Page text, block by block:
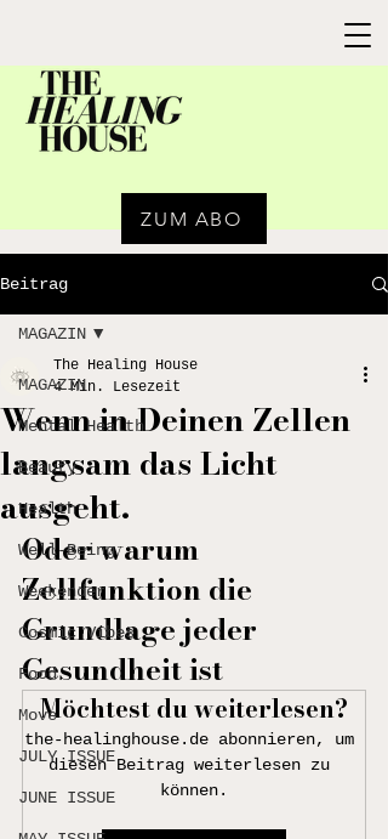
ZUM ABO
Beitrag
MAGAZIN
Mental Health
Beauty
Health
Well-Being
Weekender
Cosmic Vibes
Food
Move
JULY ISSUE
JUNE ISSUE
MAGAZIN
Wenn in Deinen Zellen
langsam das Licht
ausgeht.
The Healing House
4 Min. Lesezeit
Oder warum
Zellfunktion die
Grundlage jeder
Gesundheit ist
Möchtest du weiterlesen?
the-healinghouse.de abonnieren, um
diesen Beitrag weiterlesen zu
können.